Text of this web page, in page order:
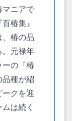
マニアで
椿集』
、椿の品
。元禄年
ーの『椿
品種が紹
クを迎
は続く